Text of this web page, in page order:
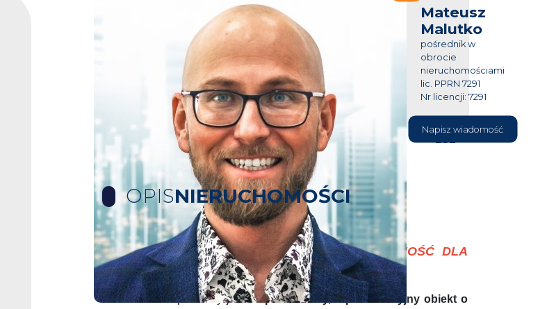
Mateusz
Malutko
pośrednik w
obrocie
nieruchomościami
lic. PPRN 7291
Nr licencji: 7291
604 177
232
Napisz wiadomość
OPISNIERUCHOMOŚCI
OFERTA PREMIUM – WYJĄTKOWA NIERUCHOMOŚĆ DLA
INWESTORA / DEWELOPERA
Przedmiotem sprzedaży jestniepowtarzalny, reprezentacyjny obiekt o